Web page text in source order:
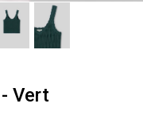
Vert